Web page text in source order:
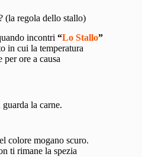
(la regola dello stallo)
incontri “Lo Stallo”
in cui la temperatura
per ore a causa
la carne.
colore mogano scuro.
ti rimane la spezia